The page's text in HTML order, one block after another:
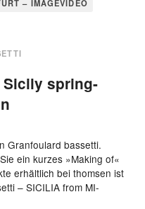
– IMAGEVIDEO
spring-
Granfoulard bassetti.
ein kurzes »Making of«
erhältlich bei thomsen ist
– SICILIA from MI-